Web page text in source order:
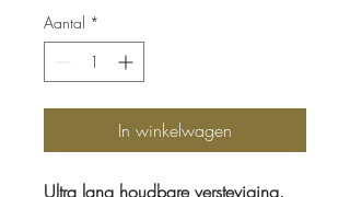
Aantal *
In winkelwagen
Ultra lang houdbare versteviging.